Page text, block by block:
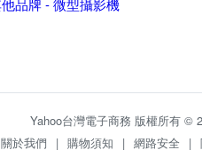
品牌 - 微型攝影機
Yahoo台灣電子商務 版權所有 ©
關於我們 | 購物須知 | 網路安全 |